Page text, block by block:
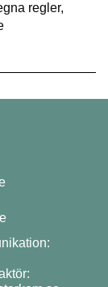
regler,